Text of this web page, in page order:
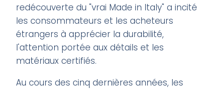
redécouverte du "vrai Made in Italy" a incité
les consommateurs et les acheteurs
étrangers à apprécier la durabilité,
l'attention portée aux détails et les
matériaux certifiés.
Au cours des cinq dernières années, les